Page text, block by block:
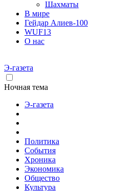
Шахматы
В мире
Гейдар Алиев-100
WUF13
О нас
Э-газета
Ночная тема
Э-газета
Политика
События
Хроника
Экономика
Общество
Культура